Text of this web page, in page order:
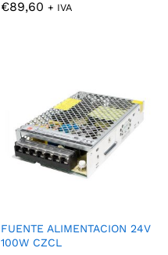
€89,60 + IVA
FUENTE ALIMENTACION 24V
100W CZCL